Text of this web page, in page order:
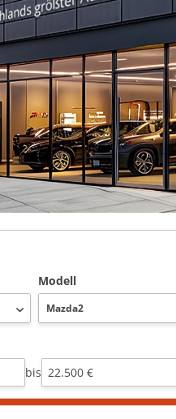
Modell
bis